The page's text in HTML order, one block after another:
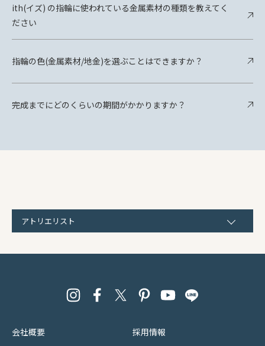
ith(イズ) の指輪に使われている金属素材の種類を教えてく
ださい
指輪の色(金属素材/地金)を選ぶことはできますか？
完成までにどのくらいの期間がかかりますか？
アトリエリスト
会社概要 採用情報